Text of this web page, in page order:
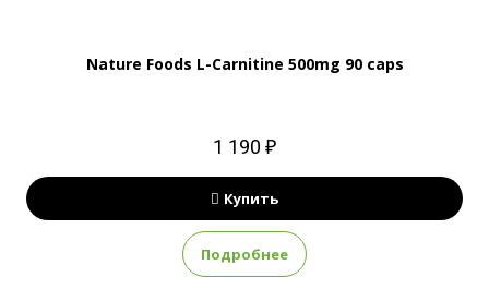
Nature Foods L-Carnitine 500mg 90 caps
1 190 ₽
Купить
Подробнее